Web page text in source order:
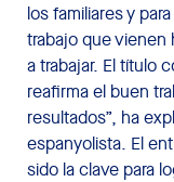
los familiares y
trabajo que
a trabajar. El título
reafirma el buen
resultados”, ha
espanyolista. El
sido la clave para